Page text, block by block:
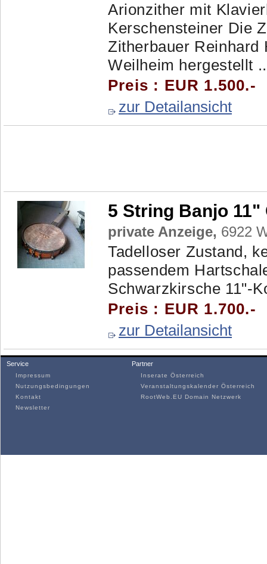
Arionzither mit
Kerschensteiner Die
Zitherbauer Reinhard
Weilheim hergestellt
Preis : EUR 1.500.-
zur Detailansicht
5 String Banjo
private Anzeige, 6922
Tadelloser Zustand,
passendem
Schwarzkirsche 11"-
Preis : EUR 1.700.-
zur Detailansicht
Service
Impressum
Nutzungsbedingungen
Kontakt
Newsletter
Partner
Inserate Österreich
Veranstaltungskalender Österreich
RootWeb.EU Domain Netzwerk